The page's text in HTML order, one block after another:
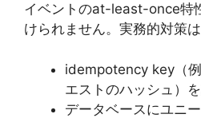
イベントのat-least-once特
けられません。実務的対策
idempotency key（
エストのハッシュ）
データベースにユニ